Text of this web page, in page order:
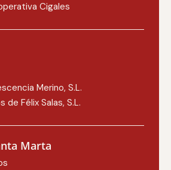
Cigales
Merino, S.L.
de Félix Salas, S.L.
Marta